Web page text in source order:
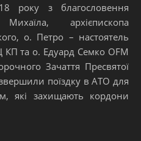
Михаїла, архієпископа
о. Петро – настоятель
КП та о. Едуард Семко OFM
Зачаття Пресвятої
поїздку в АТО для
які захищають кордони